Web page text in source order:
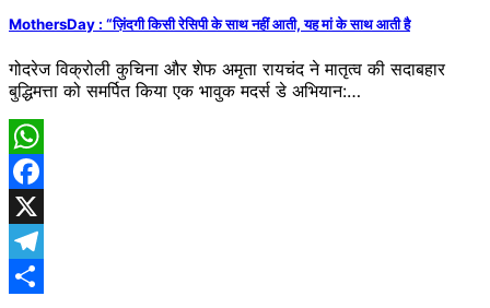
MothersDay : “ज़िंदगी किसी रेसिपी के साथ नहीं आती, यह मां के साथ आती है
गोदरेज विक्रोली कुचिना और शेफ अमृता रायचंद ने मातृत्व की सदाबहार
बुद्धिमत्ता को समर्पित किया एक भावुक मदर्स डे अभियान:…
WhatsApp
Facebook
X
Telegram